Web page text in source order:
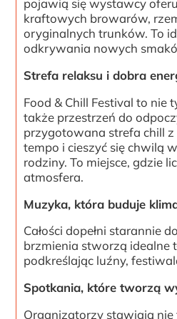
pojawią się wystawcy
kraftowych browarów,
oryginalnych trunków. To
odkrywania nowych
Strefa relaksu i dobra
Food & Chill Festival to nie
także przestrzeń do
przygotowana strefa chill
tempo i cieszyć się chwilą
rodziny. To miejsce, gdzie
atmosfera.
Muzyka, która buduje
Całości dopełni starannie
brzmienia stworzą idealne
podkreślając luźny,
Spotkania, które tworzą
Organizatorzy stawiają